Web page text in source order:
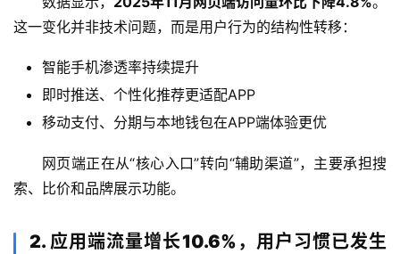
这一变化并非技术问题，而是用户行为的结构性转移：
智能手机渗透率持续提升
即时推送、个性化推荐更适配APP
移动支付、分期与本地钱包在APP端体验更优
网页端正在从“核心入口”转向“辅助渠道”，主要承担搜
索、比价和品牌展示功能。
2. 应用端流量增长10.6%，用户习惯已发生